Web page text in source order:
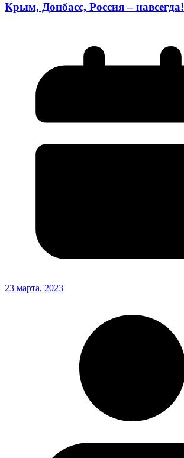
Крым, Донбасс, Россия – навсегда!
23 марта, 2023